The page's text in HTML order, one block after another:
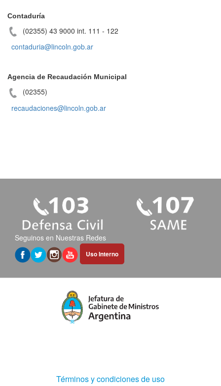
Contaduría
(02355) 43 9000 int. 111 - 122
contaduria@lincoln.gob.ar
Agencia de Recaudación Municipal
(02355)
recaudaciones@lincoln.gob.ar
Seguinos en Nuestras Redes
Abrir
hipervínculo
en
nueva
Uso Interno
Términos y condiciones de uso(Abre